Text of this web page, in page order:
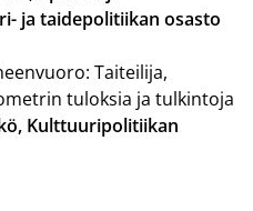
ja taidepolitiikan osasto
Taiteilija,
tuloksia ja tulkintoja
Kulttuuripolitiikan